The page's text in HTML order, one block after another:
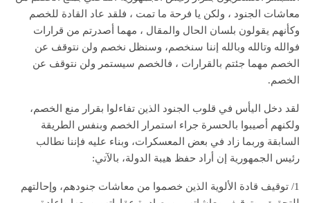
معاشات الجنود ، ولكن يا فرحة ما تمت ، فلقد عاد القادة للخصم
وكأنهم يقولون بلسان الحال والمقال ، مهما أصدرتم من قرارات
فوالله وتالله وبالله إننا سنخصم، وسنظل نخصم ولن نتوقف عن
الخصم مهما جئتم بالقرارات ، فالخصم سيستمر ولن نتوقف عن
الخصم.
لقد دخل اليأس في قلوب الجنود الذين تفاءلوا بقرار منع الخصم،
ولكنهم أصيبوا بالحسرة جراء استمرار الخصم وبنفس الطريقة
السابقة وربما زاد في بعض المعسكرات، وبناء عليه فإننا نطالب
رئيس الجمهورية إن أراد حفظ هيبة الدولة، بالآتي:
1/ توقيف قادة الألوية الذين خصموا من معاشات جنودهم، وإحالتهم